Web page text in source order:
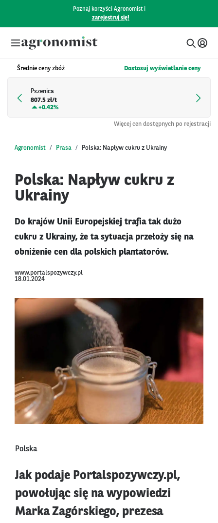
Poznaj korzyści Agronomist i
zarejestruj się!
Średnie ceny zbóż Dostosuj wyświetlanie ceny
Pszenica
807.5 zł/t
+0.42%
Więcej cen dostępnych po rejestracji
Agronomist Prasa Polska: Napływ cukru z Ukrainy
Polska: Napływ cukru z
Ukrainy
Do krajów Unii Europejskiej trafia tak dużo
cukru z Ukrainy, że ta sytuacja przełoży się na
obniżenie cen dla polskich plantatorów.
www.portalspozywczy.pl
18.01.2024
Polska
Jak podaje Portalspozywczy.pl,
powołując się na wypowiedzi
Marka Zagórskiego, prezesa